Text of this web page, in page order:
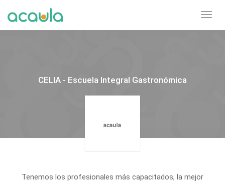
CELIA - Escuela Integral Gastronómica
Tenemos los profesionales más capacitados, la mejor